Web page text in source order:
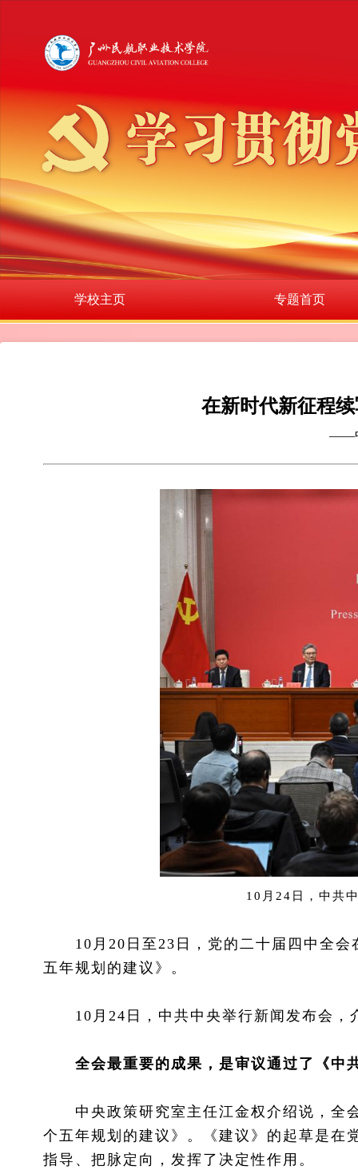
学校主页 专题首页
在新时代新征程
——
10月24日，中共
10月20日至23日，党的二十届四中全会
五年规划的建议》。
10月24日，中共中央举行新闻发布会，
全会最重要的成果，是审议通过了《中
中央政策研究室主任江金权介绍说，全会
个五年规划的建议》。《建议》的起草是在
指导、把脉定向，发挥了决定性作用。